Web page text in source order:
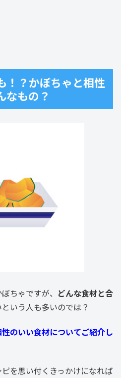
！？かぼちゃと相性
なもの？
ちゃですが、 どんな食材と合
いう人も多いのでは？
のいい食材についてご紹介し
を思い付くきっかけになれば